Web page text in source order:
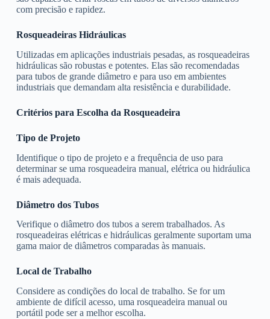
com precisão e rapidez.
Rosqueadeiras Hidráulicas
Utilizadas em aplicações industriais pesadas, as rosqueadeiras
hidráulicas são robustas e potentes. Elas são recomendadas
para tubos de grande diâmetro e para uso em ambientes
industriais que demandam alta resistência e durabilidade.
Critérios para Escolha da Rosqueadeira
Tipo de Projeto
Identifique o tipo de projeto e a frequência de uso para
determinar se uma rosqueadeira manual, elétrica ou hidráulica
é mais adequada.
Diâmetro dos Tubos
Verifique o diâmetro dos tubos a serem trabalhados. As
rosqueadeiras elétricas e hidráulicas geralmente suportam uma
gama maior de diâmetros comparadas às manuais.
Local de Trabalho
Considere as condições do local de trabalho. Se for um
ambiente de difícil acesso, uma rosqueadeira manual ou
portátil pode ser a melhor escolha.